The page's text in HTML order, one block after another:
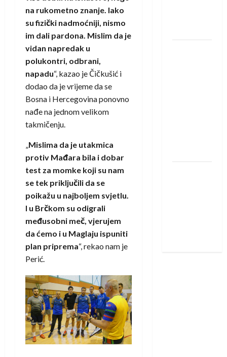
na rukometno znanje. Iako
su fizički nadmoćniji, nismo
im dali pardona. Mislim da je
vidan napredak u
polukontri, odbrani,
napadu“, kazao je Čičkušić i
dodao da je vrijeme da se
Bosna i Hercegovina ponovno
nađe na jednom velikom
takmičenju.
„Mislima da je utakmica
protiv Mađara bila i dobar
test za momke koji su nam
se tek priključili da se
poikažu u najboljem svjetlu.
I u Brčkom su odigrali
međusobni meč, vjerujem
da ćemo i u Maglaju ispuniti
plan priprema“, rekao nam je
Perić.